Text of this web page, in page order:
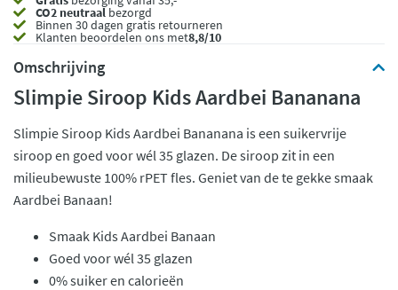
CO2 neutraalbezorgd
Binnen 30 dagen gratis retourneren
Klanten beoordelen ons met8,8/10
Omschrijving
Slimpie Siroop Kids Aardbei Bananana
Slimpie Siroop Kids Aardbei Bananana is een suikervrije
siroop en goed voor wél 35 glazen. De siroop zit in een
milieubewuste 100% rPET fles. Geniet van de te gekke smaak
Aardbei Banaan!
Smaak Kids Aardbei Banaan
Goed voor wél 35 glazen
0% suiker en calorieën